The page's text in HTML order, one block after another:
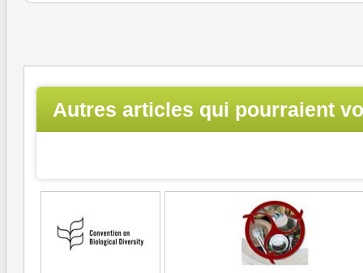
Autres articles qui pourraient